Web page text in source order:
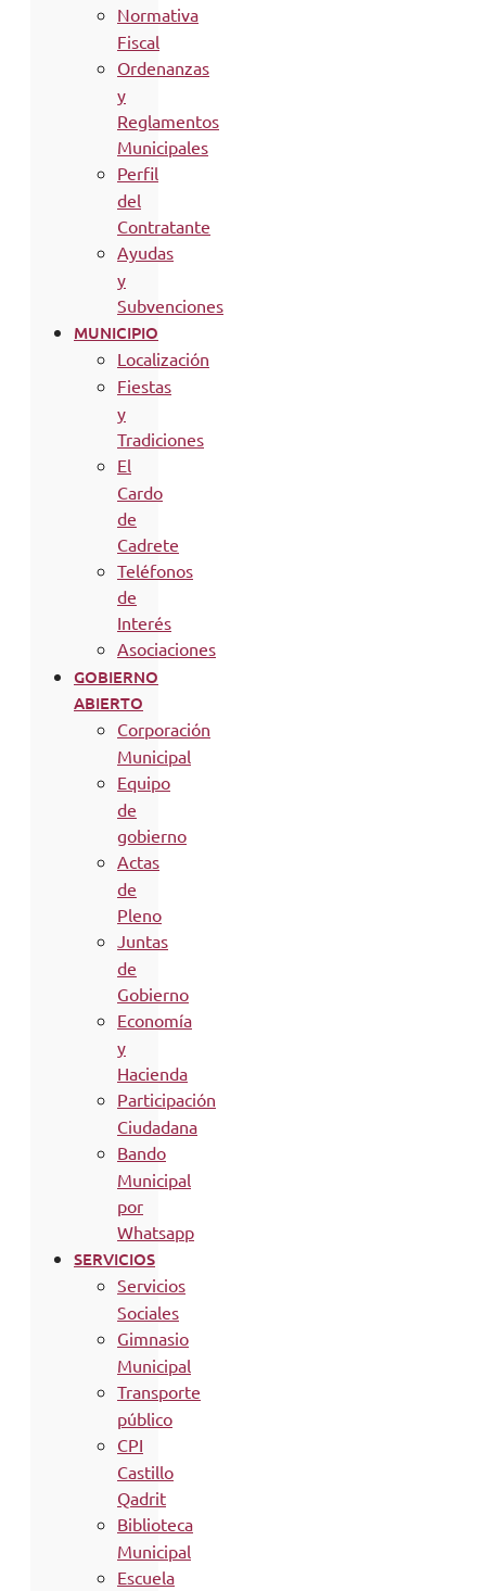
Normativa
Fiscal
Ordenanzas
y
Reglamentos
Municipales
Perfil
del
Contratante
Ayudas
y
Subvenciones
MUNICIPIO
Localización
Fiestas
y
Tradiciones
El
Cardo
de
Cadrete
Teléfonos
de
Interés
Asociaciones
GOBIERNO
ABIERTO
Corporación
Municipal
Equipo
de
gobierno
Actas
de
Pleno
Juntas
de
Gobierno
Economía
y
Hacienda
Participación
Ciudadana
Bando
Municipal
por
Whatsapp
SERVICIOS
Servicios
Sociales
Gimnasio
Municipal
Transporte
público
CPI
Castillo
Qadrit
Biblioteca
Municipal
Escuela